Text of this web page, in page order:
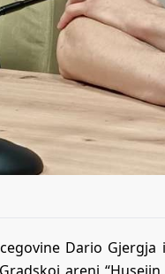
Dario